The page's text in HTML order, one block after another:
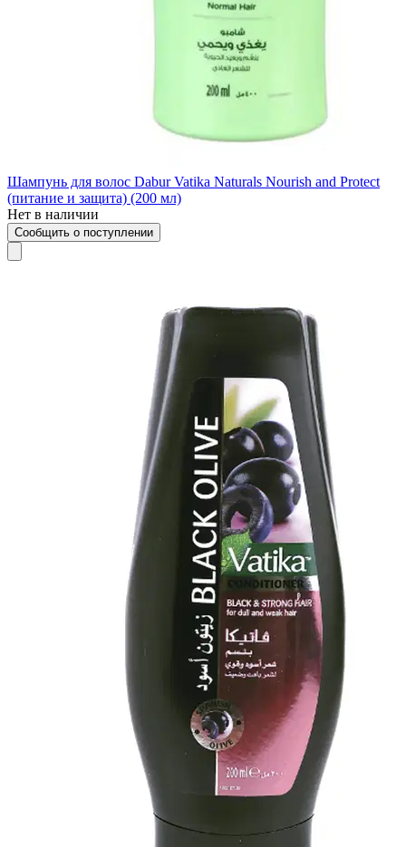
Шампунь для волос Dabur Vatika Naturals Nourish and Protect
(питание и защита) (200 мл)
Нет в наличии
Сообщить о поступлении